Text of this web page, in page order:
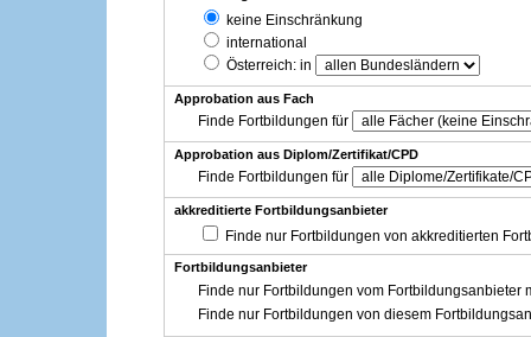
keine Einschränkung
international
Österreich: in
Approbation aus Fach
Finde Fortbildungen für
Approbation aus Diplom/Zertifikat/CPD
Finde Fortbildungen für
akkreditierte Fortbildungsanbieter
Finde nur Fortbildungen von akkreditierten
Fortbildungsanbieter
Finde nur Fortbildungen vom Fortbildungsanbieter
Finde nur Fortbildungen von diesem